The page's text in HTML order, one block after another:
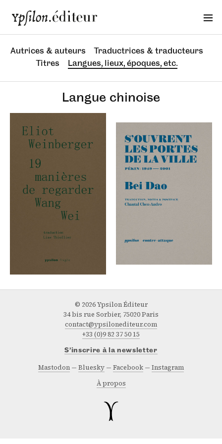
Autrices & auteurs
Traductrices & traducteurs
Titres
Langues, lieux, époques, etc.
Langue chinoise
© 2026 Ypsilon Éditeur
34 bis rue Sorbier, 75020 Paris
contact@ypsilonediteur.com
+33 (0)9 82 37 50 15
S’inscrire à la newsletter
Mastodon Bluesky Facebook
Instagram
À propos